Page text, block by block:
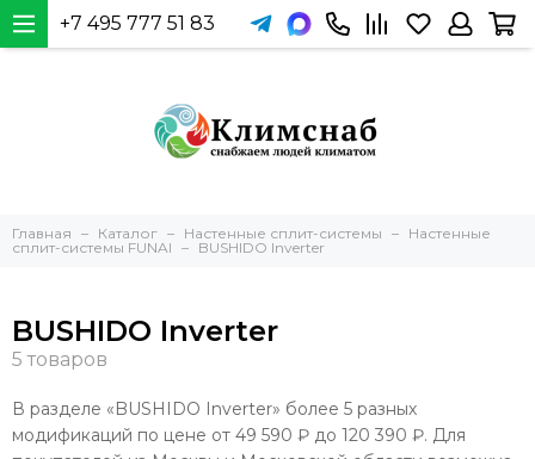
+7 495 777 51 83
Главная Каталог Настенные сплит-системы
Настенные
сплит-системы FUNAI
BUSHIDO Inverter
BUSHIDO Inverter
В разделе «BUSHIDO Inverter» более 5 разных
модификаций по цене от 49 590 ₽ до 120 390 ₽. Для